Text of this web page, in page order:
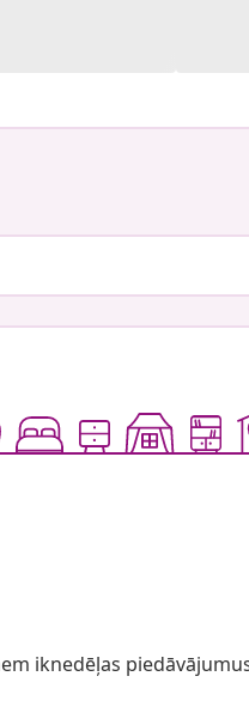
iknedēļas